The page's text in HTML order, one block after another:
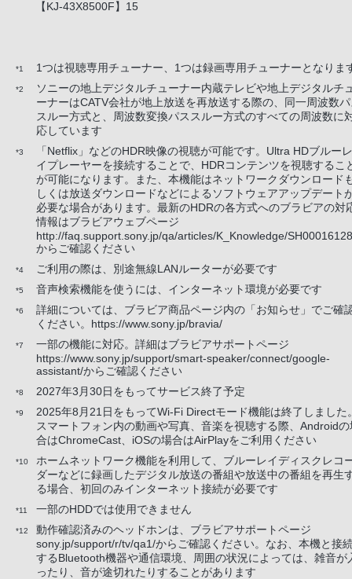
【KJ-43X8500F】15
*1 1つは視聴専用チューナー、1つは録画専用チューナーとなりま
*2
ソニーの地上デジタルチューナー内蔵テレビや地上デジタルチ
ーナーはCATV会社が地上放送を再放送する際の、同一周波数
スルー方式と、周波数変換パススルー方式のすべての周波数に
応しています
*3
「Netflix」などのHDR映像の視聴が可能です。Ultra HDブルーレ
イプレーヤーを接続することで、HDRコンテンツを視聴するこ
が可能になります。また、本機能はネットワークダウンロード
しくは放送ダウンロードなどによるソフトウェアアップデート
必要な場合があります。最新のHDRの各方式へのブラビアの対
情報はブラビアウェブページ
http://faq.support.sony.jp/qa/articles/K_Knowledge/
からご確認ください
*4 ご利用の際は、別途無線LANルーターが必要です
*5 音声検索機能を使うには、インターネット環境が必要です
*6
詳細については、ブラビア商品ページ内の「お知らせ」でご確
ください。https://www.sony.jp/bravia/
*7
一部の機能に対応。詳細はブラビアサポートページ
https://www.sony.jp/support/smart-speaker/connect/google-
assistant/からご確認ください
*8 2027年3月30日をもってサービス終了予定
*9
2025年8月21日をもってWi-Fi Directモード機能は終了しました
スマートフォン内の動画や写真、音楽を視聴する際、Androidの
合はChromeCast、iOSの場合はAirPlayをご利用ください
*10
ホームネットワーク機能を利用して、ブルーレイディスクレコ
ダーなどに録画したデジタル放送の番組や放送中の番組を再生
る場合、初回のみインターネット接続が必要です
*11 一部のHDDでは使用できません
*12
動作確認済みのヘッドホンは、ブラビアサポートページ
sony.jp/support/r/tv/qa1/からご確認ください。なお、本機と接
するBluetooth機器や通信環境、周囲の状況によっては、雑音が
ったり、音が途切れたりすることがあります